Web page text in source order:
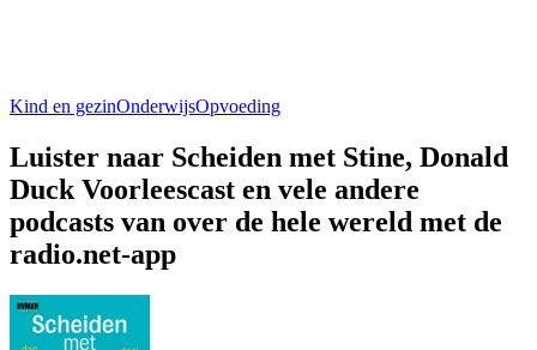
Kind en gezinOnderwijsOpvoeding
Luister naar Scheiden met Stine, Donald
Duck Voorleescast en vele andere
podcasts van over de hele wereld met de
radio.net-app